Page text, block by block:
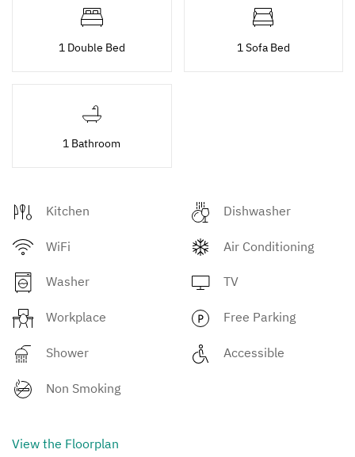
1 Double Bed 1 Sofa Bed
1 Bathroom
Kitchen Dishwasher
WiFi Air Conditioning
Washer TV
Workplace Free Parking
Shower Accessible
Non Smoking
View the Floorplan